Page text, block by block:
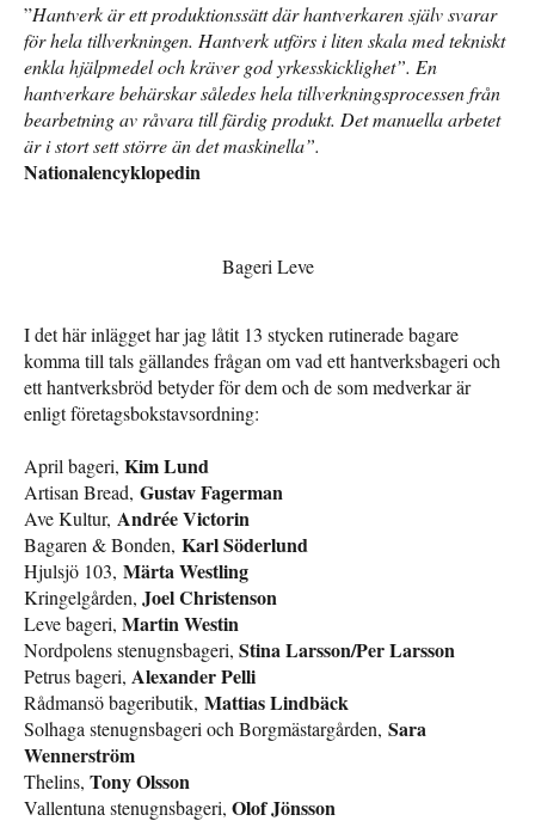
”Hantverk är ett produktionssätt där hantverkaren själv svarar
för hela tillverkningen. Hantverk utförs i liten skala med tekniskt
enkla hjälpmedel och kräver god yrkesskicklighet”. En
hantverkare behärskar således hela tillverkningsprocessen från
bearbetning av råvara till färdig produkt. Det manuella arbetet
är i stort sett större än det maskinella”.
Nationalencyklopedin
Bageri Leve
I det här inlägget har jag låtit 13 stycken rutinerade bagare
komma till tals gällandes frågan om vad ett hantverksbageri och
ett hantverksbröd betyder för dem och de som medverkar är
enligt företagsbokstavsordning:
April bageri, Kim Lund
Artisan Bread, Gustav Fagerman
Ave Kultur, Andrée Victorin
Bagaren & Bonden, Karl Söderlund
Hjulsjö 103, Märta Westling
Kringelgården, Joel Christenson
Leve bageri, Martin Westin
Nordpolens stenugnsbageri, Stina Larsson/Per Larsson
Petrus bageri, Alexander Pelli
Rådmansö bageributik, Mattias Lindbäck
Solhaga stenugnsbageri och Borgmästargården, Sara
Wennerström
Thelins, Tony Olsson
Vallentuna stenugnsbageri, Olof Jönsson